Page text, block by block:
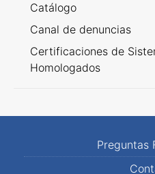
Catálogo
Canal de denuncias
Certificaciones de
Homologados
Preguntas